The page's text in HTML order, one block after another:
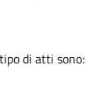
di atti sono: